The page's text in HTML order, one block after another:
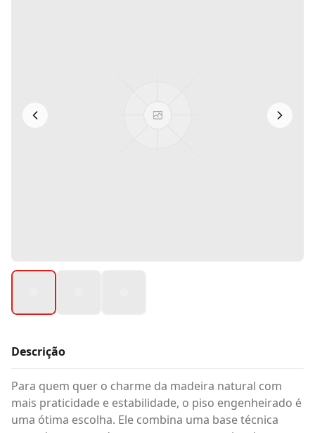
Descrição
Para quem quer o charme da madeira natural com
mais praticidade e estabilidade, o piso engenheirado é
uma ótima escolha. Ele combina uma base técnica